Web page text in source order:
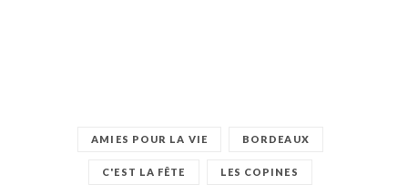
AMIES POUR LA VIE BORDEAUX
C'EST LA FÊTE LES COPINES